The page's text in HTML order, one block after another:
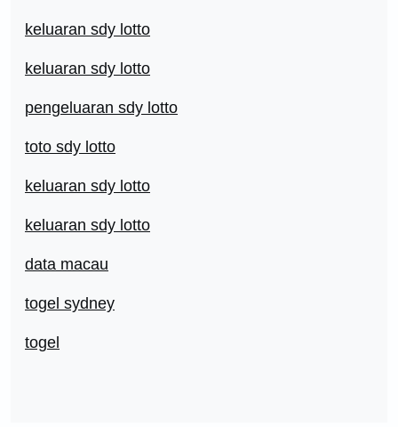
keluaran sdy lotto
keluaran sdy lotto
pengeluaran sdy lotto
toto sdy lotto
keluaran sdy lotto
keluaran sdy lotto
data macau
togel sydney
togel